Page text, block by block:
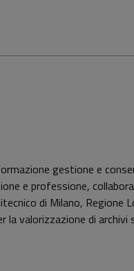
gestione e
e professione,
di Milano, Regione
valorizzazione di archivi